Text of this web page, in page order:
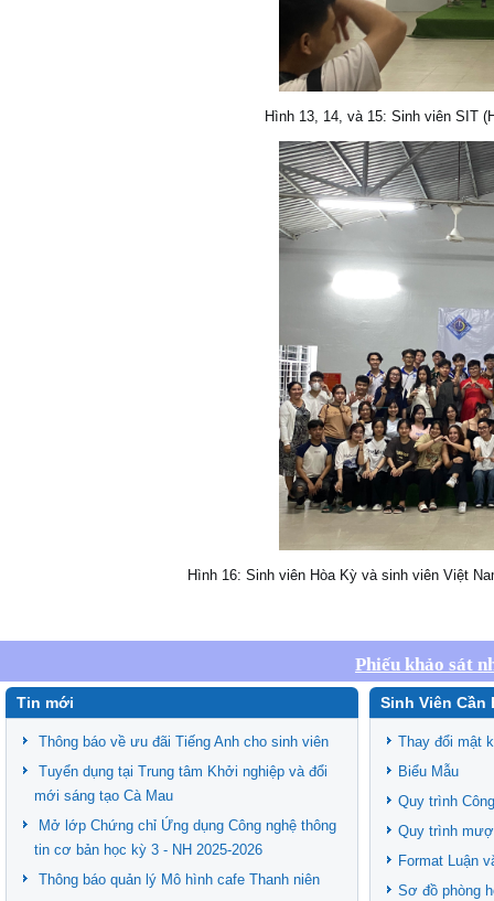
Hình 13, 14, và 15: Sinh viên SIT
Hình 16: Sinh viên Hòa Kỳ và sinh viên Việt
Phiếu khảo sát
Tin mới
Thông báo về ưu đãi Tiếng Anh cho sinh viên
Tuyển dụng tại Trung tâm Khởi nghiệp và đổi
mới sáng tạo Cà Mau
Mở lớp Chứng chỉ Ứng dụng Công nghệ thông
tin cơ bản học kỳ 3 - NH 2025-2026
Thông báo quản lý Mô hình cafe Thanh niên
Sinh Viên Cần
Thay đổi mật
Biểu Mẫu
Quy trình
Quy trình
Format Luận
Sơ đồ phòng